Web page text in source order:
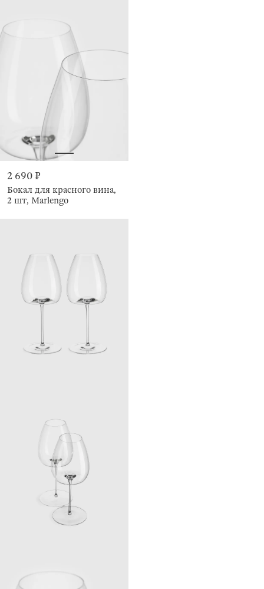
2 690 ₽
Бокал для красного вина,
2 шт, Marlengo